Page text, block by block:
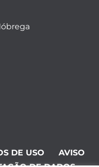
DE USO
AVISO